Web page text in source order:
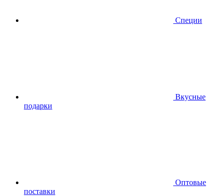
Специи
Вкусные
подарки
Оптовые
поставки